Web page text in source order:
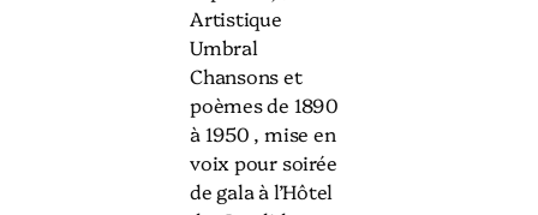
Artistique
Umbral
Chansons et
poèmes de 1890
à 1950 , mise en
voix pour soirée
de gala à l’Hôtel